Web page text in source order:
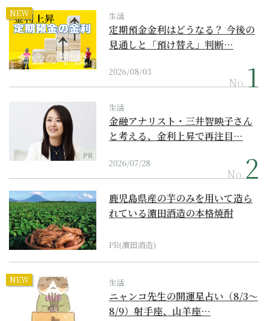
NEW 生活
定期預金金利はどうなる？ 今後の
見通しと「預け替え」判断…
2026/08/03
No.
PR
生活
金融アナリスト・三井智映子さん
と考える、金利上昇で再注目…
2026/07/28
No.
鹿児島県産の芋のみを用いて造ら
れている濵田酒造の本格焼酎
PR(濵田酒造)
NEW 生活
ニャンコ先生の開運星占い（8/3～
8/9）射手座、山羊座…